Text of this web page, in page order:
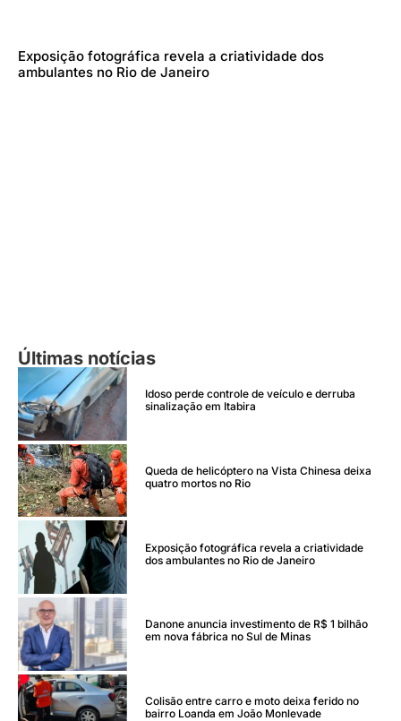
Exposição fotográfica revela a criatividade dos
ambulantes no Rio de Janeiro
Últimas notícias
Idoso perde controle de veículo e derruba
sinalização em Itabira
Queda de helicóptero na Vista Chinesa deixa
quatro mortos no Rio
Exposição fotográfica revela a criatividade
dos ambulantes no Rio de Janeiro
Danone anuncia investimento de R$ 1 bilhão
em nova fábrica no Sul de Minas
Colisão entre carro e moto deixa ferido no
bairro Loanda em João Monlevade